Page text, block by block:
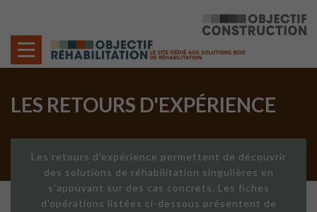
LES RETOURS D'EXPÉRIENCE
Les retours d'expérience permettent de découvrir
des solutions de réhabilitation singulières en
s'appuyant sur des cas concrets. Les fiches
d'opérations listées ci-dessous présentent de